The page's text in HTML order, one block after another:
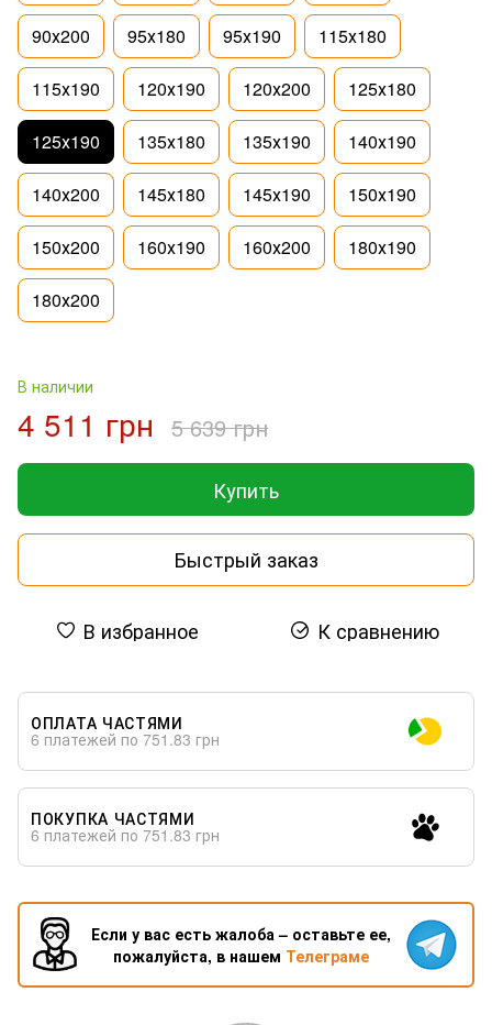
90х200 95х180 95х190 115х180
115х190 120х190 120х200 125х180
125х190 135х180 135х190 140х190
140х200 145х180 145х190 150х190
150х200 160х190 160х200 180х190
180х200
В наличии
4 511 грн 5 639 грн
Купить
Быстрый заказ
В избранное К сравнению
ОПЛАТА ЧАСТЯМИ
6 платежей по 751.83 грн
ПОКУПКА ЧАСТЯМИ
6 платежей по 751.83 грн
Если у вас есть жалоба – оставьте ее,
пожалуйста, в нашем Телеграме